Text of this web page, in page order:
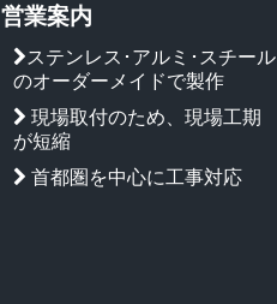
営業案内
ステンレス･アルミ･スチール
のオーダーメイドで製作
現場取付のため、現場工期
が短縮
首都圏を中心に工事対応